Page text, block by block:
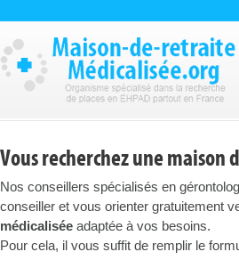
Vous recherchez une maison
Nos conseillers spécialisés en
conseiller et vous orienter gratuitement
médicalisée adaptée à vos besoins.
Pour cela, il vous suffit de remplir le